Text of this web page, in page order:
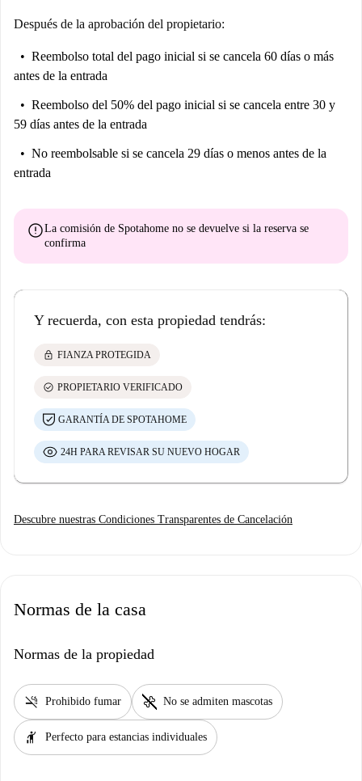
Después de la aprobación del propietario:
Reembolso total del pago inicial si se cancela 60 días o más
antes de la entrada
Reembolso del 50% del pago inicial si se cancela entre 30 y
59 días antes de la entrada
No reembolsable si se cancela 29 días o menos antes de la
entrada
errorLa comisión de Spotahome no se devuelve si la reserva se
confirma
Y recuerda, con esta propiedad tendrás:
lock FIANZA PROTEGIDA
check_circle PROPIETARIO VERIFICADO
GARANTÍA DE SPOTAHOME
24H PARA REVISAR SU NUEVO HOGAR
Descubre nuestras Condiciones Transparentes de Cancelación
Normas de la casa
Normas de la propiedad
smoke_free Prohibido fumar pet_supplies No se admiten mascotas
hail Perfecto para estancias individuales